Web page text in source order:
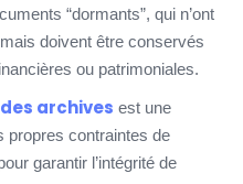
“dormants”, qui n’ont
doivent être conservés
ou patrimoniales.
archives est une
propres contraintes de
garantir l’intégrité de